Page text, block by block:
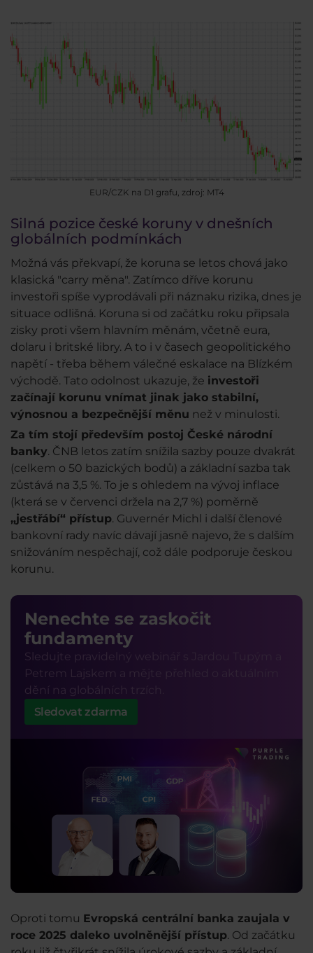
EUR/CZK na D1 grafu, zdroj: MT4
Silná pozice české koruny v dnešních
globálních podmínkách
Možná vás překvapí, že koruna se letos chová jako
klasická "carry měna". Zatímco dříve korunu
investoři spíše vyprodávali při náznaku rizika, dnes je
situace odlišná. Koruna si od začátku roku připsala
zisky proti všem hlavním měnám, včetně eura,
dolaru i britské libry. A to i v časech geopolitického
napětí - třeba během válečné eskalace na Blízkém
východě. Tato odolnost ukazuje, že investoři
začínají korunu vnímat jinak jako stabilní,
výnosnou a bezpečnější měnu než v minulosti.
Za tím stojí především postoj České národní
banky. ČNB letos zatím snížila sazby pouze dvakrát
(celkem o 50 bazických bodů) a základní sazba tak
zůstává na 3,5 %. To je s ohledem na vývoj inflace
(která se v červenci držela na 2,7 %) poměrně
„jestřábí“ přístup. Guvernér Michl i další členové
bankovní rady navíc dávají jasně najevo, že s dalším
snižováním nespěchají, což dále podporuje českou
korunu.
Nenechte se zaskočit
fundamenty
Sledujte pravidelný webinář s Jardou Tupým a
Petrem Lajskem a mějte přehled o aktuálním
dění na globálních trzích.
Sledovat zdarma
Oproti tomu Evropská centrální banka zaujala v
roce 2025 daleko uvolněnější přístup. Od začátku